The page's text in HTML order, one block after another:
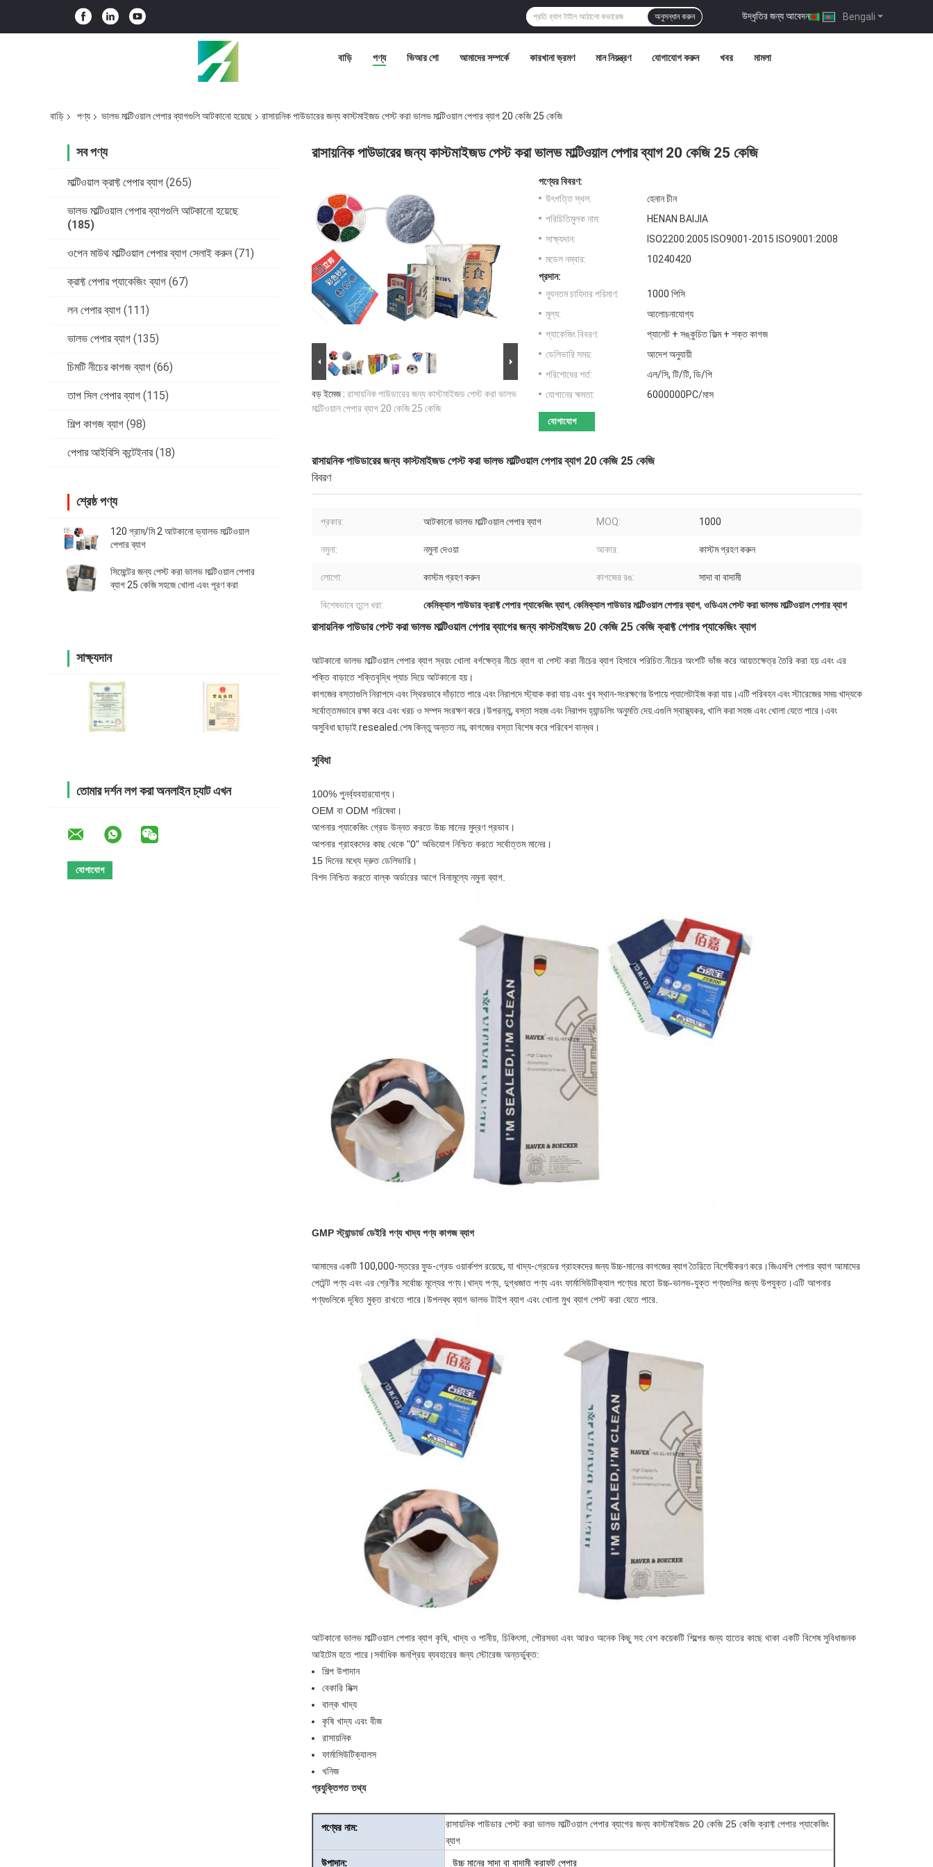
Bengali
উদ্ধৃতির জন্য আবেদন |
অনুসন্ধান করুন
বাড়ি পণ্য ভিআর শো আমাদের সম্পর্কে কারখানা ভ্রমণ মান নিয়ন্ত্রণ যোগাযোগ করুন খবর মামলা
বাড়ি পণ্য ভালভ মাল্টিওয়াল পেপার ব্যাগগুলি আটকানো হয়েছে রাসায়নিক পাউডারের জন্য কাস্টমাইজড পেস্ট করা ভালভ মাল্টিওয়াল পেপার ব্যাগ 20 কেজি 25 কেজি
সব পণ্য
মাল্টিওয়াল ক্রাফ্ট পেপার ব্যাগ (265)
ভালভ মাল্টিওয়াল পেপার ব্যাগগুলি আটকানো হয়েছে
(185)
ওপেন মাউথ মাল্টিওয়াল পেপার ব্যাগ সেলাই করুন (71)
ক্রাফ্ট পেপার প্যাকেজিং ব্যাগ (67)
লন পেপার ব্যাগ (111)
ভালভ পেপার ব্যাগ (135)
চিমটি নীচের কাগজ ব্যাগ (66)
তাপ সিল পেপার ব্যাগ (115)
শিল্প কাগজ ব্যাগ (98)
পেপার আইবিসি কন্টেইনার (18)
শ্রেষ্ঠ পণ্য
120 গ্রাম/মি 2 আটকানো ভ্যালভ মাল্টিওয়াল
পেপার ব্যাগ
সিমেন্টের জন্য পেস্ট করা ভালভ মাল্টিওয়াল পেপার
ব্যাগ 25 কেজি সহজে খোলা এবং পূরণ করা
সাক্ষ্যদান
তোমার দর্শন লগ করা অনলাইন চ্যাট এখন
রাসায়নিক পাউডারের জন্য কাস্টমাইজড পেস্ট করা ভালভ মাল্টিওয়াল পেপার ব্যাগ 20 কেজি 25 কেজি
বড় ইমেজ : রাসায়নিক পাউডারের জন্য কাস্টমাইজড পেস্ট করা ভালভ
মাল্টিওয়াল পেপার ব্যাগ 20 কেজি 25 কেজি
পণ্যের বিবরণ:
উৎপত্তি স্থল:
হেনান চীন
পরিচিতিমুলক নাম:
HENAN BAIJIA
সাক্ষ্যদান:
ISO2200:2005 ISO9001-2015 ISO9001:2008
মডেল নম্বার:
10240420
প্রদান:
ন্যূনতম চাহিদার পরিমাণ:
1000 পিসি
মূল্য:
আলোচনাযোগ্য
প্যাকেজিং বিবরণ:
প্যালেট + সঙ্কুচিত ফিল্ম + শক্ত কাগজ
ডেলিভারি সময়:
আদেশ অনুযায়ী
পরিশোধের শর্ত:
এল/সি, টি/টি, ডি/পি
যোগানের ক্ষমতা:
6000000PC/মাস
যোগাযোগ
রাসায়নিক পাউডারের জন্য কাস্টমাইজড পেস্ট করা ভালভ মাল্টিওয়াল পেপার ব্যাগ 20 কেজি 25 কেজি
বিবরণ
প্রকার: আটকানো ভালভ মাল্টিওয়াল পেপার ব্যাগ MOQ: 1000
নমুনা: নমুনা দেওয়া আকার: কাস্টম গ্রহণ করুন
লোগো: কাস্টম গ্রহণ করুন কাগজের রঙ: সাদা বা বাদামী
বিশেষভাবে তুলে ধরা: কেমিক্যাল পাউডার ক্রাফ্ট পেপার প্যাকেজিং ব্যাগ, কেমিক্যাল পাউডার মাল্টিওয়াল পেপার ব্যাগ, ওডিএম পেস্ট করা ভালভ মাল্টিওয়াল পেপার ব্যাগ
রাসায়নিক পাউডার পেস্ট করা ভালভ মাল্টিওয়াল পেপার ব্যাগের জন্য কাস্টমাইজড 20 কেজি 25 কেজি ক্রাফ্ট পেপার প্যাকেজিং ব্যাগ
আটকানো ভালভ মাল্টিওয়াল পেপার ব্যাগ স্বয়ং খোলা বর্গক্ষেত্র নীচে ব্যাগ বা পেস্ট করা নীচের ব্যাগ হিসাবে পরিচিত.নীচের অংশটি ভাঁজ করে আয়তক্ষেত্র তৈরি করা হয় এবং এর
শক্তি বাড়াতে শক্তিবৃদ্ধি প্যাচ দিয়ে আটকানো হয়।
কাগজের বস্তাগুলি নিরাপদে এবং স্থিরভাবে দাঁড়াতে পারে এবং নিরাপদে স্ট্যাক করা যায় এবং খুব স্থান-সংরক্ষণের উপায়ে প্যালেটাইজ করা যায়।এটি পরিবহন এবং স্টারেজের সময় খাদ্যকে
সর্বোত্তমভাবে রক্ষা করে এবং খরচ ও সম্পদ সংরক্ষণ করে।উপরন্তু, বস্তা সহজ এবং নিরাপদ হ্যান্ডলিং অনুমতি দেয়.এগুলি স্বাস্থ্যকর, খালি করা সহজ এবং খোলা যেতে পারে।এবং
অসুবিধা ছাড়াই resealed.শেষ কিন্তু অন্তত নয়, কাগজের বস্তা বিশেষ করে পরিবেশ বান্ধব।
সুবিধা
100% পুনর্ব্যবহারযোগ্য।
OEM বা ODM পরিষেবা।
আপনার প্যাকেজিং গ্রেড উন্নত করতে উচ্চ মানের মুদ্রণ প্রভাব।
আপনার গ্রাহকদের কাছ থেকে "0" অভিযোগ নিশ্চিত করতে সর্বোত্তম মানের।
15 দিনের মধ্যে দ্রুত ডেলিভারি।
বিশদ নিশ্চিত করতে বাল্ক অর্ডারের আগে বিনামূল্যে নমুনা ব্যাগ.
GMP স্ট্যান্ডার্ড ডেইরি পণ্য খাদ্য পণ্য কাগজ ব্যাগ
আমাদের একটি 100,000-স্তরের ফুড-গ্রেড ওয়ার্কশপ রয়েছে, যা খাদ্য-গ্রেডের গ্রাহকদের জন্য উচ্চ-মানের কাগজের ব্যাগ তৈরিতে বিশেষীকরণ করে।জিএমপি পেপার ব্যাগ আমাদের
পেটেন্ট পণ্য এবং এর শ্রেণীর সর্বোচ্চ মূল্যের পণ্য।খাদ্য পণ্য, দুগ্ধজাত পণ্য এবং ফার্মাসিউটিক্যাল পণ্যের মতো উচ্চ-ভালভ-যুক্ত পণ্যগুলির জন্য উপযুক্ত।এটি আপনার
পণ্যগুলিকে দূষিত মুক্ত রাখতে পারে।উপলব্ধ ব্যাগ ভালভ টাইপ ব্যাগ এবং খোলা মুখ ব্যাগ পেস্ট করা যেতে পারে.
আটকানো ভালভ মাল্টিওয়াল পেপার ব্যাগ কৃষি, খাদ্য ও পানীয়, চিকিৎসা, পৌরসভা এবং আরও অনেক কিছু সহ বেশ কয়েকটি শিল্পের জন্য হাতের কাছে থাকা একটি বিশেষ সুবিধাজনক
আইটেম হতে পারে।সর্বাধিক জনপ্রিয় ব্যবহারের জন্য স্টোরেজ অন্তর্ভুক্ত:
শিল্প উপাদান
বেকারি মিক্স
বাল্ক খাদ্য
কৃষি খাদ্য এবং বীজ
রাসায়নিক
ফার্মাসিউটিক্যালস
খনিজ
প্রযুক্তিগত তথ্য
পণ্যের নাম:
রাসায়নিক পাউডার পেস্ট করা ভালভ মাল্টিওয়াল পেপার ব্যাগের জন্য কাস্টমাইজড 20 কেজি 25 কেজি ক্রাফ্ট পেপার প্যাকেজিং
ব্যাগ
উপাদান:
উচ্চ মানের সাদা বা বাদামী ক্রাফট পেপার